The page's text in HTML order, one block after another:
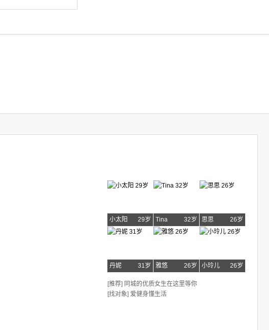
小太阳 29岁 Tina 32岁 思思 26岁
丹妮 31岁 雅悠 26岁 小玲儿 26岁
[推荐] 同城的优质女生在这里等你
[找对象] 爱健身懂生活